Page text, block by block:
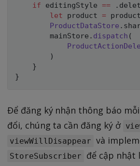
if editingStyle == .
let product =
ProductDataStore .
        mainStore
. dispatch (
)
}
}
Để đăng ký nhận thông báo
đổi, chúng ta cần đăng ký ở
viewWillDisappear và
StoreSubscriber để cập nhật